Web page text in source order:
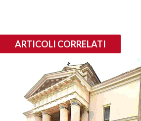
ARTICOLI CORRELATI